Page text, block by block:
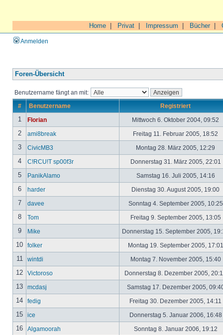
Home Privat Impressum Bücher|
Anmelden
Foren-Übersicht
Benutzername fängt an mit:
# Benutzername Registriert
1 Florian Mittwoch 6. Oktober 2004, 09:52
2 ami8break Freitag 11. Februar 2005, 18:52
3 CivicMB3 Montag 28. März 2005, 12:29
4 C!RCU!T sp00f3r Donnerstag 31. März 2005, 22:01
5 PanikAlamo Samstag 16. Juli 2005, 14:16
6 harder Dienstag 30. August 2005, 19:00
7 davee Sonntag 4. September 2005,
8 Tom Freitag 9. September 2005, 13:05
9 Mike Donnerstag 15. September 2005,
10 folker Montag 19. September 2005,
11 wintdi Montag 7. November 2005, 15:40
12 Victoroso Donnerstag 8. Dezember 2005,
13 mcdasj Samstag 17. Dezember 2005,
14 fedig Freitag 30. Dezember 2005, 14:11
15 ice Donnerstag 5. Januar 2006, 16:48
16 Algamoorah Sonntag 8. Januar 2006, 19:12